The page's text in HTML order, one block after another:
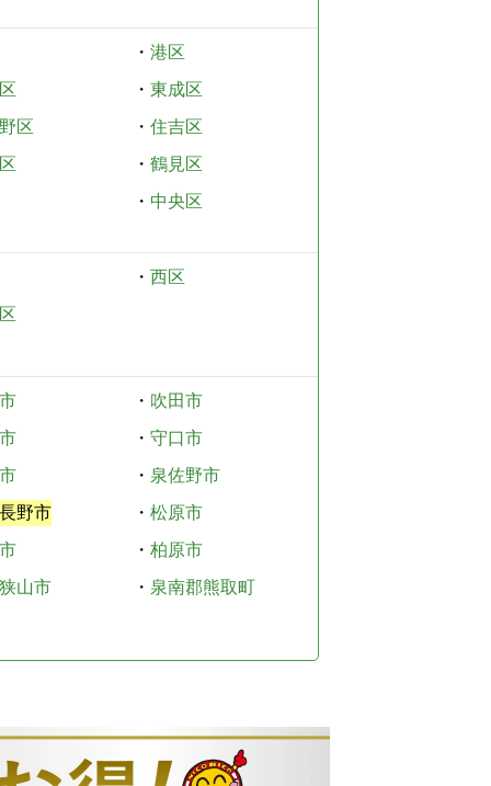
・ 港区
・ 東成区
区
・ 住吉区
・ 鶴見区
・ 中央区
・ 西区
・ 吹田市
・ 守口市
・ 泉佐野市
野市
・ 松原市
・ 柏原市
山市
・ 泉南郡熊取町